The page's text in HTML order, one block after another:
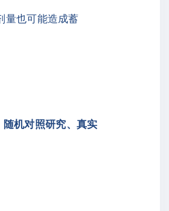
量也可能造成蓄
机对照研究、真实